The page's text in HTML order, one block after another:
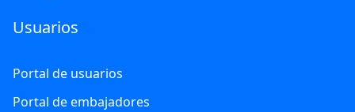
Usuarios
Portal de usuarios
Portal de embajadores